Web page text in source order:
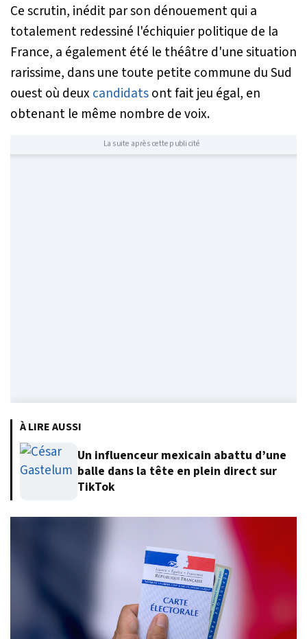
Ce scrutin, inédit par son dénouement qui a
totalement redessiné l'échiquier politique de la
France, a également été le théâtre d'une situation
rarissime, dans une toute petite commune du Sud
ouest où deux candidatsont fait jeu égal, en
obtenant le même nombre de voix.
La suite après cette publicité
À LIRE AUSSI
Un influenceur mexicain abattu d’une
balle dans la tête en plein direct sur
TikTok